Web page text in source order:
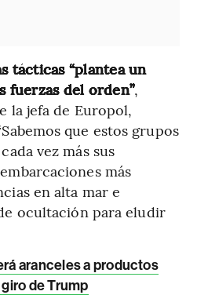
tácticas “plantea un
fuerzas del orden”,
la jefa de Europol,
que estos grupos
vez más sus
más
en alta mar e
ocultación para eludir
aranceles a productos
de Trump